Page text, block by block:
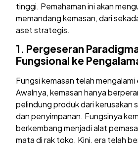
tinggi. Pemahaman ini akan
memandang kemasan, dari
aset strategis.
1. Pergeseran
Fungsional ke
Fungsi kemasan telah mengalami
Awalnya, kemasan hanya
pelindung produk dari kerusakan
dan penyimpanan. Fungsinya
berkembang menjadi alat
mata di rak toko. Kini, era telah